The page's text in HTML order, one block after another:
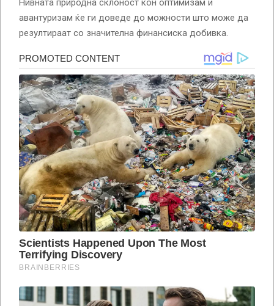
авантуризам ќе ги доведе до можности што може да
резултираат со значителна финансиска добивка.